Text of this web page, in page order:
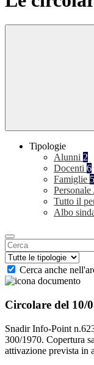
Tipologie
Alunni 2
Docenti 6
Famiglie 5
Personale
Tutto il
Albo
Cerca anche
Circolare del 10/
Snadir Info-Point
300/1970. Copertura
attivazione prevista in